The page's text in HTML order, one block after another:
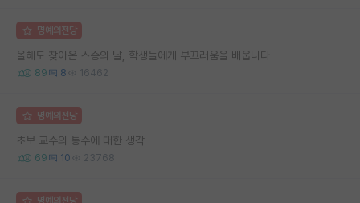
명예의전당
올해도 찾아온 스승의 날, 학생들에게 부끄러움을 배웁니다
89 8 16462
명예의전당
초보 교수의 통수에 대한 생각
69 10 23768
명예의전당